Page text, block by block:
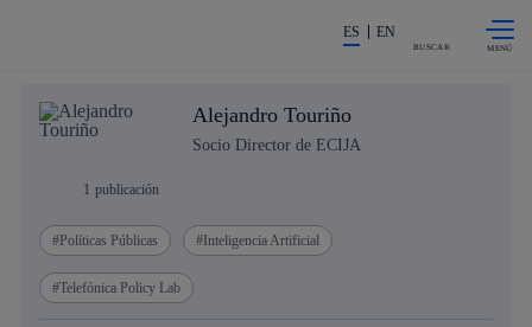
La acción en accionistas e
ES EN
BUSCAR
Alejandro Touriño
Socio Director de ECIJA
1 publicación
Políticas Públicas Inteligencia Artificial
Telefónica Policy Lab